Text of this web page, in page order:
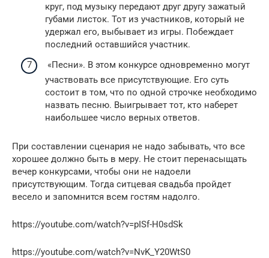
круг, под музыку передают друг другу зажатый
губами листок. Тот из участников, который не
удержал его, выбывает из игры. Побеждает
последний оставшийся участник.
«Песни». В этом конкурсе одновременно могут
участвовать все присутствующие. Его суть
состоит в том, что по одной строчке необходимо
назвать песню. Выигрывает тот, кто наберет
наибольшее число верных ответов.
При составлении сценария не надо забывать, что все
хорошее должно быть в меру. Не стоит перенасыщать
вечер конкурсами, чтобы они не надоели
присутствующим. Тогда ситцевая свадьба пройдет
весело и запомнится всем гостям надолго.
https://youtube.com/watch?v=pISf-H0sdSk
https://youtube.com/watch?v=NvK_Y20WtS0